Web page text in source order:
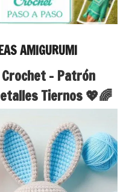
AMIGURUMI
– Patrón
Tiernos 💖🌈